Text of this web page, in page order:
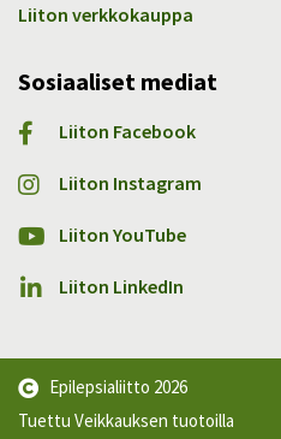
Liiton verkkokauppa
Sosiaaliset mediat
Liiton Facebook
Liiton Instagram
Liiton YouTube
Liiton LinkedIn
Epilepsialiitto 2026
Tuettu Veikkauksen tuotoilla